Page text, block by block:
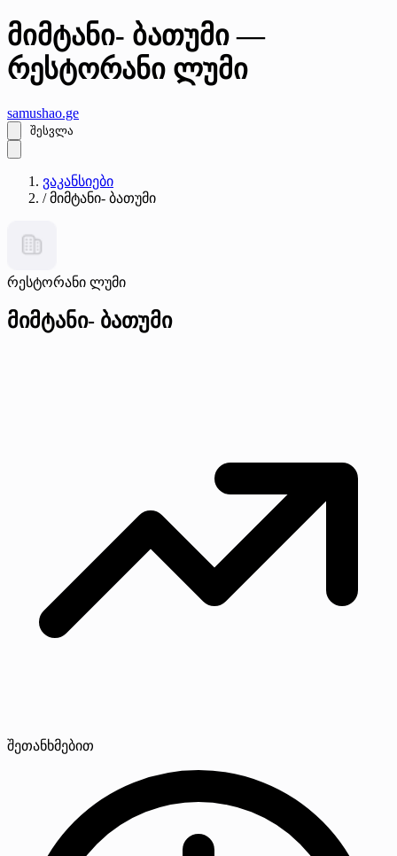
მიმტანი- ბათუმი —
რესტორანი ლუმი
samushao.ge
შესვლა
ვაკანსიები
/ მიმტანი- ბათუმი
რესტორანი ლუმი
მიმტანი- ბათუმი
შეთანხმებით